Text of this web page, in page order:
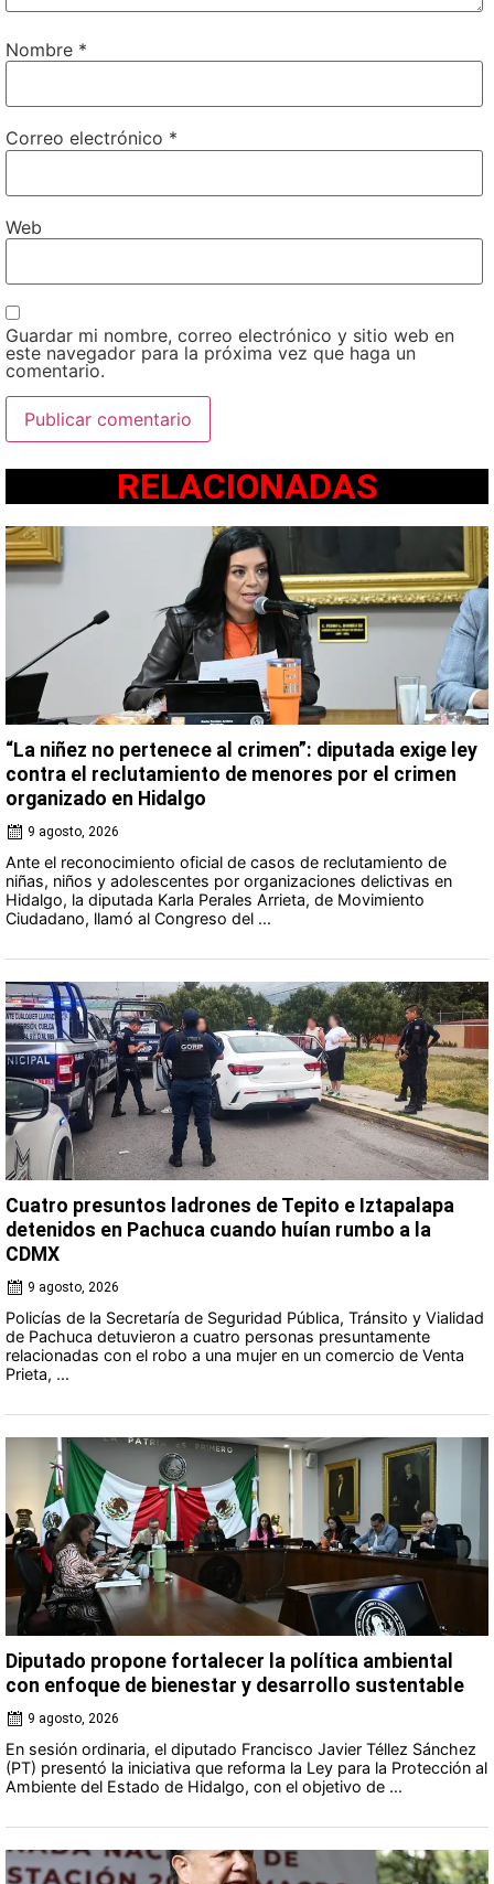
Nombre *
Correo electrónico *
Web
Guardar mi nombre, correo electrónico y sitio web en
este navegador para la próxima vez que haga un
comentario.
RELACIONADAS
“La niñez no pertenece al crimen”: diputada exige ley
contra el reclutamiento de menores por el crimen
organizado en Hidalgo
9 agosto, 2026
Ante el reconocimiento oficial de casos de reclutamiento de
niñas, niños y adolescentes por organizaciones delictivas en
Hidalgo, la diputada Karla Perales Arrieta, de Movimiento
Ciudadano, llamó al Congreso del ...
Cuatro presuntos ladrones de Tepito e Iztapalapa
detenidos en Pachuca cuando huían rumbo a la
CDMX
9 agosto, 2026
Policías de la Secretaría de Seguridad Pública, Tránsito y Vialidad
de Pachuca detuvieron a cuatro personas presuntamente
relacionadas con el robo a una mujer en un comercio de Venta
Prieta, ...
Diputado propone fortalecer la política ambiental
con enfoque de bienestar y desarrollo sustentable
9 agosto, 2026
En sesión ordinaria, el diputado Francisco Javier Téllez Sánchez
(PT) presentó la iniciativa que reforma la Ley para la Protección al
Ambiente del Estado de Hidalgo, con el objetivo de ...